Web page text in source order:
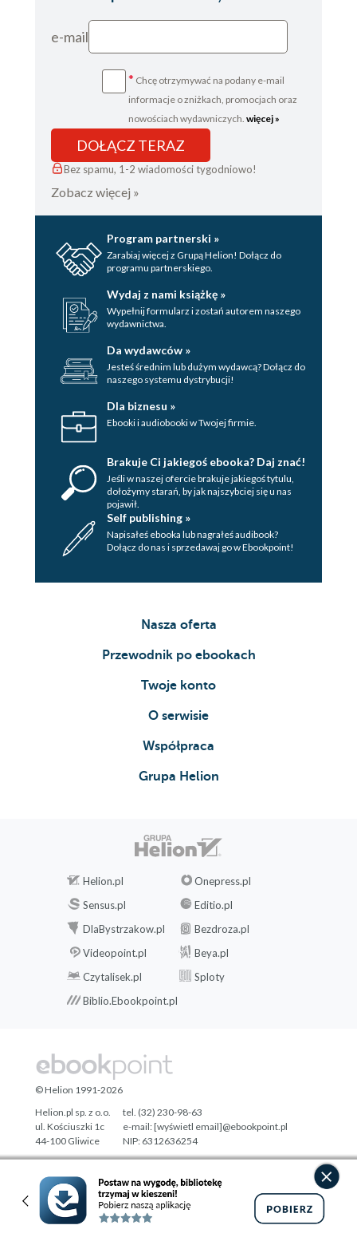
e-mail
* Chcę otrzymywać na podany e-mail
informacje o zniżkach, promocjach oraz
nowościach wydawniczych. więcej »
DOŁĄCZ TERAZ
Bez spamu, 1-2 wiadomości tygodniowo!
Zobacz więcej »
Program partnerski »
Zarabiaj więcej z Grupą Helion! Dołącz do
programu partnerskiego.
Wydaj z nami książkę »
Wypełnij formularz i zostań autorem naszego
wydawnictwa.
Da wydawców »
Jesteś średnim lub dużym wydawcą? Dołącz do
naszego systemu dystrybucji!
Dla biznesu »
Ebooki i audiobooki w Twojej firmie.
Brakuje Ci jakiegoś ebooka? Daj znać!
Jeśli w naszej ofercie brakuje jakiegoś tytulu,
dołożymy starań, by jak najszybciej się u nas
pojawił.
Self publishing »
Napisałeś ebooka lub nagrałeś audibook?
Dołącz do nas i sprzedawaj go w Ebookpoint!
Nasza oferta
Przewodnik po ebookach
Twoje konto
O serwisie
Współpraca
Grupa Helion
Helion.pl
Onepress.pl
Sensus.pl
Editio.pl
DlaBystrzakow.pl
Bezdroza.pl
Videopoint.pl
Beya.pl
Czytalisek.pl
Sploty
Biblio.Ebookpoint.pl
Designed with ♥ byTonik.pl
© Helion 1991-2026
Helion.pl sp. z o.o.
ul. Kościuszki 1c
44-100 Gliwice
tel. (32) 230-98-63
e-mail:[wyświetl email]@ebookpoint.pl
NIP: 6312636254
Regon: 241989027
Pełna wersja strony »